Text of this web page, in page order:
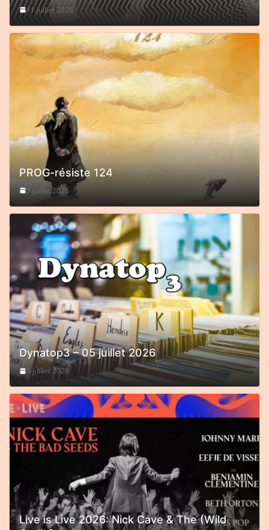
11 juillet 2026
PROG-résiste 124
7 juillet 2026
Dynatop3 – 05 juillet 2026
5 juillet 2026
Live is Live 2026: Nick Cave & The (Wild